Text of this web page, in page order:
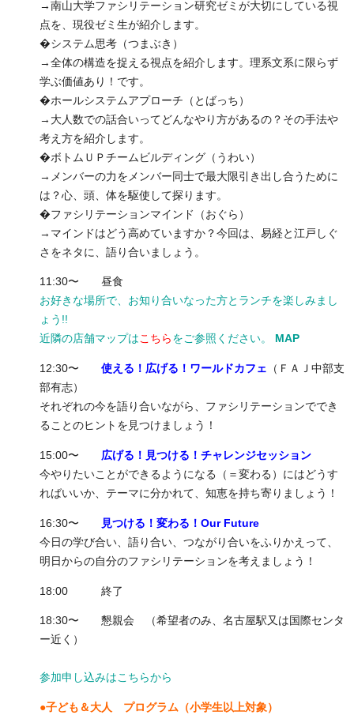
→南山大学ファシリテーション研究ゼミが大切にしている視
点を、現役ゼミ生が紹介します。
�システム思考（つまぶき）
→全体の構造を捉える視点を紹介します。理系文系に限らず
学ぶ価値あり！です。
�ホールシステムアプローチ（とばっち）
→大人数での話合いってどんなやり方があるの？その手法や
考え方を紹介します。
�ボトムＵＰチームビルディング（うわい）
→メンバーの力をメンバー同士で最大限引き出し合うために
は？心、頭、体を駆使して探ります。
�ファシリテーションマインド（おぐら）
→マインドはどう高めていますか？今回は、易経と江戸しぐ
さをネタに、語り合いましょう。
11:30〜 昼食
お好きな場所で、お知り合いなった方とランチを楽しみまし
ょう!!
近隣の店舗マップはこちら をご参照ください。 MAP
12:30〜 使える！広げる！ワールドカフェ （ＦＡＪ中部支
部有志）
それぞれの今を語り合いながら、ファシリテーションででき
ることのヒントを見つけましょう！
15:00〜 広げる！見つける！チャレンジセッション
今やりたいことができるようになる（＝変わる）にはどうす
ればいいか、テーマに分かれて、知恵を持ち寄りましょう！
16:30〜
見つける！変わる！Our Future
今日の学び合い、語り合い、つながり合いをふりかえって、
明日からの自分のファシリテーションを考えましょう！
18:00 終了
18:30〜 懇親会 （希望者のみ、名古屋駅又は国際センタ
ー近く）
参加申し込みはこちらから
●子ども＆大人 プログラム（小学生以上対象）